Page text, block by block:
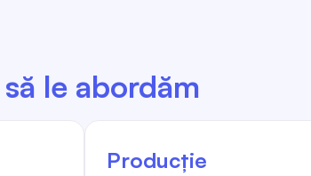
le abordăm
Producție